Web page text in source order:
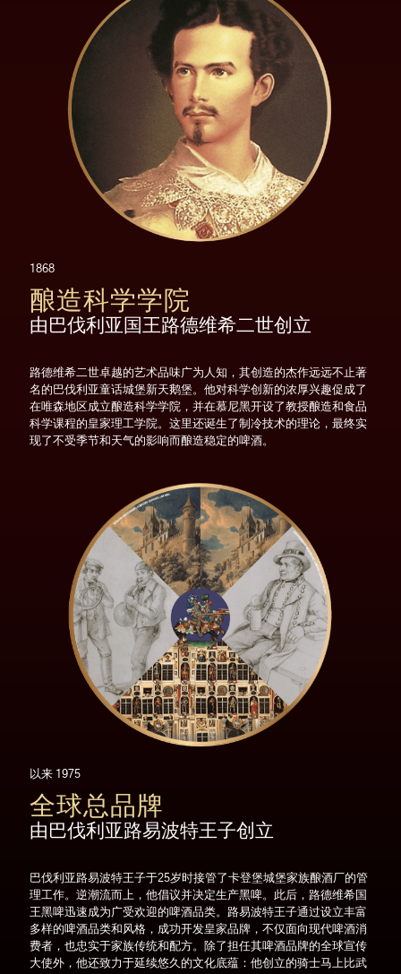
酿造科学学院
由巴伐利亚国王路德维希二世创立
路德维希二世卓越的艺术品味广为人知，其创造的杰作远远不止著
名的巴伐利亚童话城堡新天鹅堡。他对科学创新的浓厚兴趣促成了
在唯森地区成立酿造科学学院，并在慕尼黑开设了教授酿造和食品
科学课程的皇家理工学院。这里还诞生了制冷技术的理论，最终实
现了不受季节和天气的影响而酿造稳定的啤酒。
1868
酿造科学学院
由巴伐利亚国王路德维希二世创立
路德维希二世卓越的艺术品味广为人知，其创造的杰作远远不止著
名的巴伐利亚童话城堡新天鹅堡。他对科学创新的浓厚兴趣促成了
在唯森地区成立酿造科学学院，并在慕尼黑开设了教授酿造和食品
科学课程的皇家理工学院。这里还诞生了制冷技术的理论，最终实
现了不受季节和天气的影响而酿造稳定的啤酒。
以来 1975
全球总品牌
由巴伐利亚路易波特王子创立
巴伐利亚路易波特王子于25岁时接管了卡登堡城堡家族酿酒厂的管
理工作。逆潮流而上，他倡议并决定生产黑啤。此后，路德维希国
王黑啤迅速成为广受欢迎的啤酒品类。路易波特王子通过设立丰富
多样的啤酒品类和风格，成功开发皇家品牌，不仅面向现代啤酒消
费者，也忠实于家族传统和配方。除了担任其啤酒品牌的全球宣传
大使外，他还致力于延续悠久的文化底蕴：他创立的骑士马上比武